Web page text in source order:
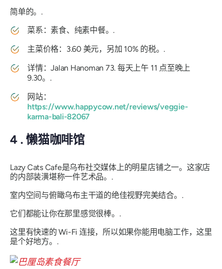
简单的。.
菜系：素食、纯素中餐。.
主菜价格：3.60 美元，另加 10% 的税。.
详情：Jalan Hanoman 73. 每天上午 11 点至晚上
9.30。.
网站：
https://www.happycow.net/reviews/veggie-
karma-bali-82067
4 . 懒猫咖啡馆
Lazy Cats Cafe是乌布社交媒体上的明星店铺之一。这家店
的内部装潢堪称一件艺术品。.
室内空间与俯瞰乌布主干道的绝佳视野完美结合。.
它们都能让你在那里感觉很棒。.
这里有快速的 Wi-Fi 连接，所以如果你能用电脑工作，这里
是个好地方。.